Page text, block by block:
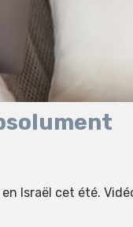
Israël cet été.